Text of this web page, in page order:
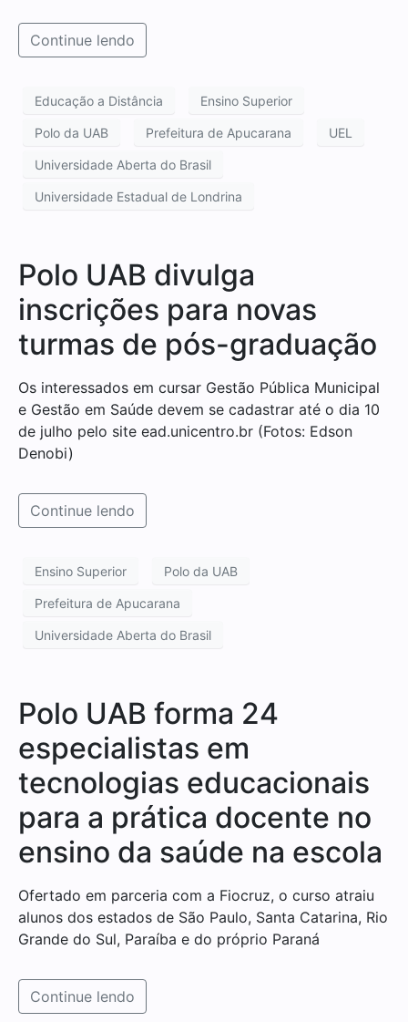
Continue lendo
Educação a Distância Ensino Superior
Polo da UAB Prefeitura de Apucarana UEL
Universidade Aberta do Brasil
Universidade Estadual de Londrina
Polo UAB divulga
inscrições para novas
turmas de pós-graduação
Os interessados em cursar Gestão Pública Municipal
e Gestão em Saúde devem se cadastrar até o dia 10
de julho pelo site ead.unicentro.br (Fotos: Edson
Denobi)
Continue lendo
Ensino Superior Polo da UAB
Prefeitura de Apucarana
Universidade Aberta do Brasil
Polo UAB forma 24
especialistas em
tecnologias educacionais
para a prática docente no
ensino da saúde na escola
Ofertado em parceria com a Fiocruz, o curso atraiu
alunos dos estados de São Paulo, Santa Catarina, Rio
Grande do Sul, Paraíba e do próprio Paraná
Continue lendo